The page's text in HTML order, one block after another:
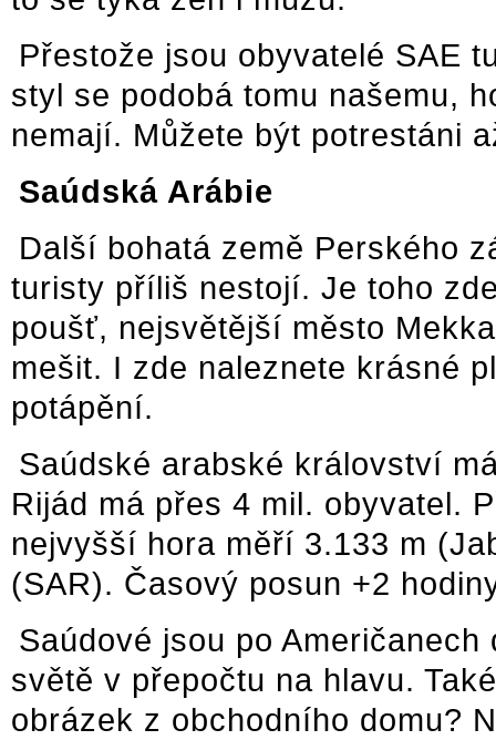
Přestože jsou obyvatelé SAE
styl se podobá tomu našemu,
nemají. Můžete být potrestáni
Saúdská Arábie
Další bohatá země Perského
turisty příliš nestojí. Je toho
poušť, nejsvětější město
mešit. I zde naleznete krásné
potápění.
Saúdské arabské království
Rijád má přes 4 mil. obyvatel.
nejvyšší hora měří 3.133 m
(SAR). Časový posun +2
Saúdové jsou po
světě v přepočtu na hlavu.
obrázek z obchodního domu?